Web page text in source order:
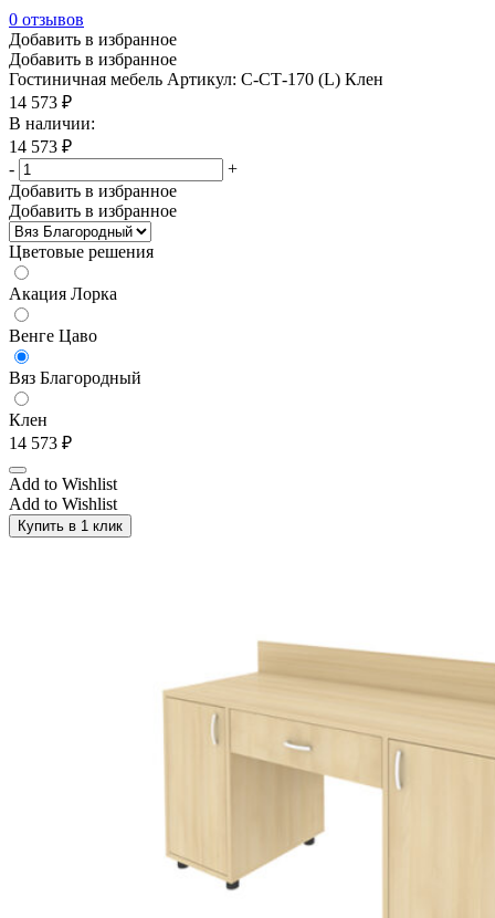
0 отзывов
Добавить в избранное
Добавить в избранное
Гостиничная мебель Артикул: С-СТ-170 (L) Клен
14 573 ₽
В наличии:
14 573 ₽
-
+
Добавить в избранное
Добавить в избранное
Цветовые решения
Акация Лорка
Венге Цаво
Вяз Благородный
Клен
14 573 ₽
Add to Wishlist
Add to Wishlist
Купить в 1 клик